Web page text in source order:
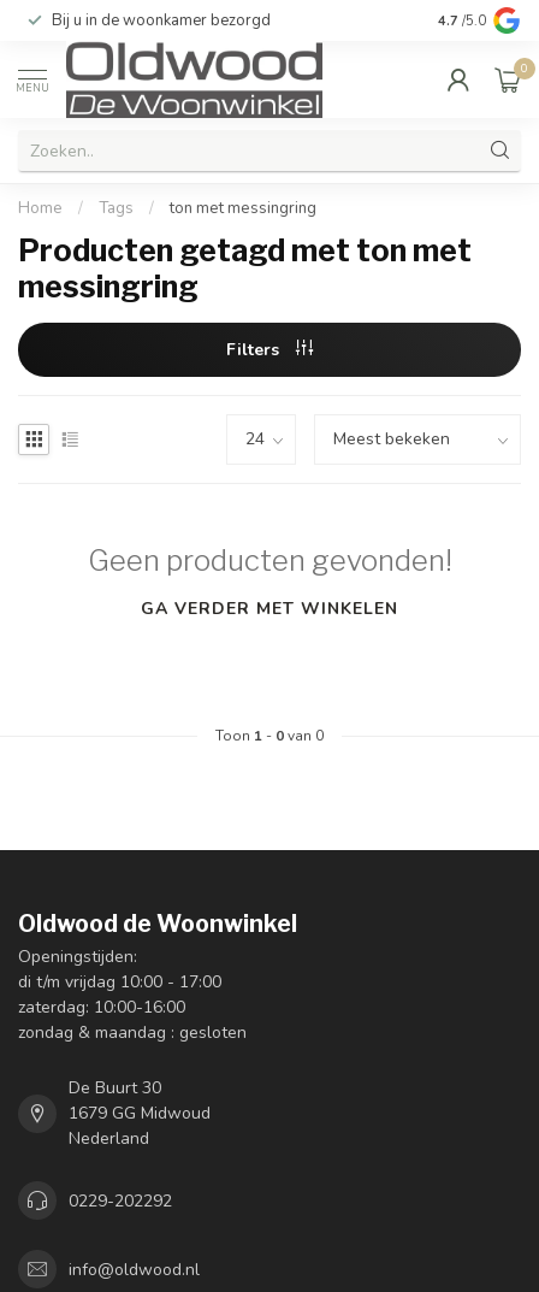
Bij u in de woonkamer bezorgd Kwaliteit &
4.7 /5.0
MENU
0
Home / Tags / ton met messingring
Producten getagd met ton met
messingring
Filters
Geen producten gevonden!
GA VERDER MET WINKELEN
Toon 1 - 0van 0
Oldwood de Woonwinkel
Openingstijden:
di t/m vrijdag 10:00 - 17:00
zaterdag: 10:00-16:00
zondag & maandag : gesloten
De Buurt 30
1679 GG Midwoud
Nederland
0229-202292
info@oldwood.nl